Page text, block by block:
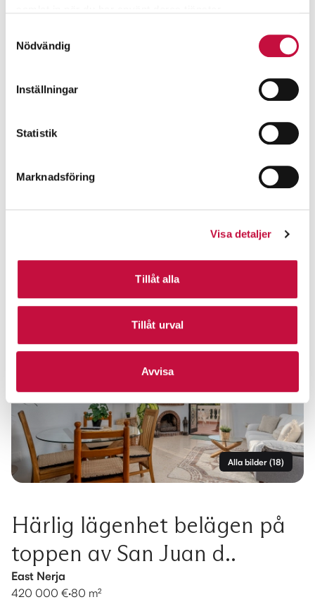
Nödvändig
Inställningar
Statistik
Marknadsföring
Visa detaljer
Tillåt alla
Tillåt urval
Avvisa
Alla bilder (18)
Härlig lägenhet belägen på
toppen av San Juan d..
East Nerja
420 000 €·80 m²